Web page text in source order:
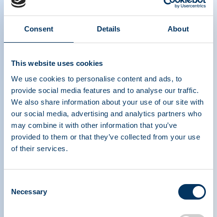
Consent Details About
This website uses cookies
We use cookies to personalise content and ads, to
provide social media features and to analyse our traffic.
We also share information about your use of our site with
our social media, advertising and analytics partners who
may combine it with other information that you’ve
provided to them or that they’ve collected from your use
of their services.
Selection
Necessary
Kedrion
THERAPEUTICS ASSOCIATION